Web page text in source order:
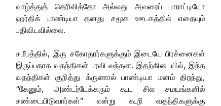
வாழ்த்துத் தெரிவித்தோ அல்லது அவரைப் பாராட்டியோ
ஹர்திக் பாண்டியா தனது சமூக ஊடகத்தில் எதையும்
பதிவிடவில்லை.
சமீபத்தில், இரு சகோதரர்களுக்கும் இடையே பிரச்னைகள்
இருப்பதாக வதந்திகள் பரவி வந்தன. இதற்கிடையில், இந்த
வதந்திகள் குறித்து க்ருணால் பாண்டியா மனம் திறந்து,
“கேனும், அண்டர்டேக்கரும் கூட சில சமயங்களில்
சண்டையிடுவார்கள்” என்று கூறி வதந்திகளுக்கு